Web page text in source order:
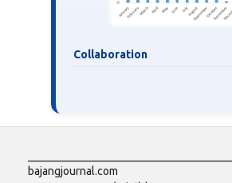
Collaboration
bajangjournal.com